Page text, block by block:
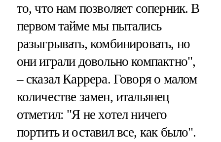
то, что нам позволяет соперник. В
первом тайме мы пытались
разыгрывать, комбинировать, но
они играли довольно компактно",
– сказал Каррера. Говоря о малом
количестве замен, итальянец
отметил: "Я не хотел ничего
портить и оставил все, как было".